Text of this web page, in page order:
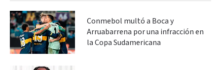
Conmebol multó a Boca y
Arruabarrena por una infracción en
la Copa Sudamericana